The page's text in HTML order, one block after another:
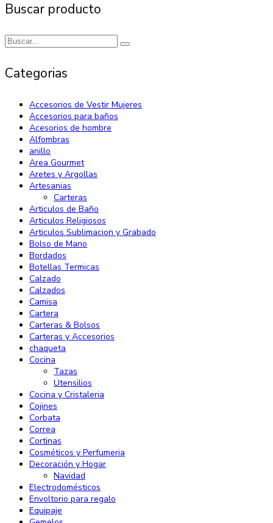
Buscar producto
Categorias
Accesorios de Vestir Mujeres
Accesorios para baños
Acesorios de hombre
Alfombras
anillo
Area Gourmet
Aretes y Argollas
Artesanias
Carteras
Articulos de Baño
Articulos Religiosos
Articulos Sublimacion y Grabado
Bolso de Mano
Bordados
Botellas Termicas
Calzado
Calzados
Camisa
Cartera
Carteras & Bolsos
Carteras y Accesorios
chaqueta
Cocina
Tazas
Utensilios
Cocina y Cristaleria
Cojines
Corbata
Correa
Cortinas
Cosméticos y Perfumeria
Decoración y Hogar
Navidad
Electrodomésticos
Envoltorio para regalo
Equipaje